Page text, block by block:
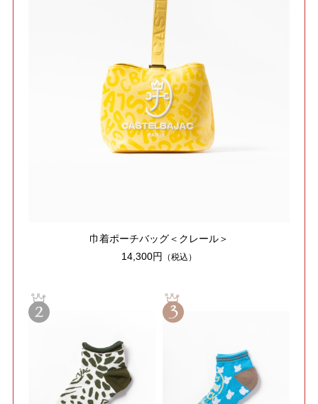
巾着ポーチバッグ＜クレール＞
14,300円
（税込）